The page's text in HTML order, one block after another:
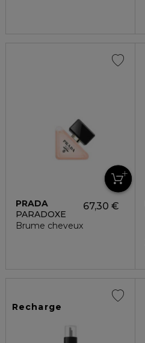
PRADA
PARADOXE
Brume cheveux
67,30 €
Recharge